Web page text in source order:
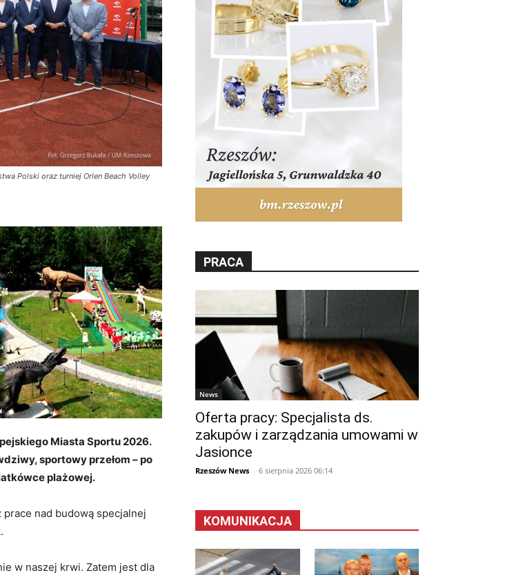
Polski oraz turniej Orlen Beach Volley
Miasta Sportu 2026.
sportowy przełom – po
plażowej.
prace nad budową specjalnej
.
w naszej krwi. Zatem jest dla
PRACA
News
Oferta pracy: Specjalista ds.
zakupów i zarządzania umowami w
Jasionce
Rzeszów News - 6 sierpnia 2026 06:14
KOMUNIKACJA